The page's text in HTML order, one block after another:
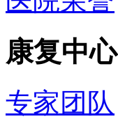
康复中心
专家团队